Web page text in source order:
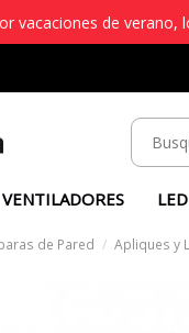
vacaciones de verano,
VENTILADORES LED
de Pared Apliques y